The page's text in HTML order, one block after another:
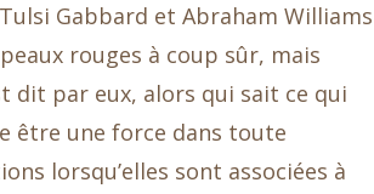
Gabbard et Abraham Williams
rouges à coup sûr, mais
dit par eux, alors qui sait ce qui
être une force dans toute
lorsqu’elles sont associées à